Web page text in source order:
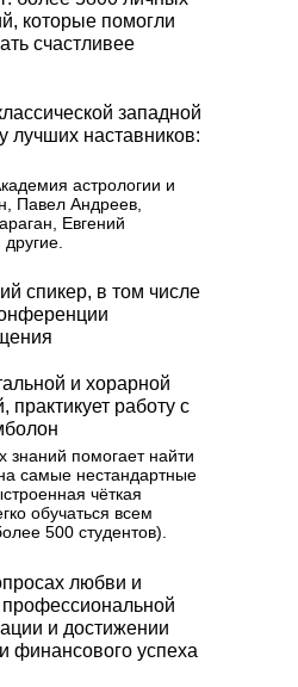
которые помогли
счастливее
спикер, в том числе
западной
лучших наставников:
астрологии и
Павел Андреев,
Евгений
знаний помогает найти
самые нестандартные
чёткая
обучаться всем
500 студентов).
и хорарной
практикует работу с
любви и
и достижении
финансового успеха